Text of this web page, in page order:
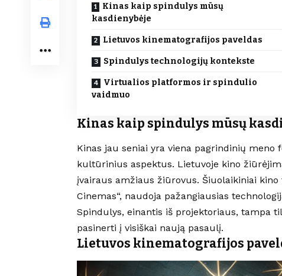
Kinas kaip spindulys mūsų
kasdienybėje
Lietuvos kinematografijos paveldas
Spindulys technologijų kontekste
Virtualios platformos ir spindulio
vaidmuo
Kinas kaip spindulys mūsų
Kinas jau seniai yra viena pagrindinių
kultūrinius aspektus. Lietuvoje kino
įvairaus amžiaus žiūrovus. Šiuolaikiniai
Cinemas“, naudoja pažangiausias
Spindulys, einantis iš projektoriaus, tampa
pasinerti į visiškai naują pasaulį.
Lietuvos kinematografijos